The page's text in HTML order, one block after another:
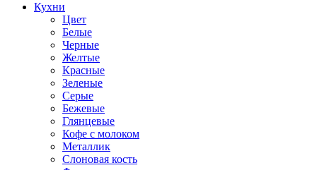
Кухни
Цвет
Белые
Черные
Желтые
Красные
Зеленые
Серые
Бежевые
Глянцевые
Кофе с молоком
Металлик
Слоновая кость